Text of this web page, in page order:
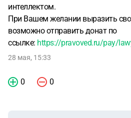
интеллектом.
При Вашем желании выразить
возможно отправить донат по
ссылке: https://pravoved.ru/pay/
28 мая, 15:33
0 0